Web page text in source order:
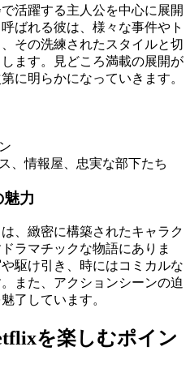
活躍する主人公を中心に展開
ばれる彼は、様々な事件やト
その洗練されたスタイルと切
ます。見どころ満載の展開が
に明らかになっていきます。
、情報屋、忠実な部下たち
力
、緻密に構築されたキャラク
ラマチックな物語にありま
駆け引き、時にはコミカルな
また、アクションシーンの迫
了しています。
を楽しむポイン